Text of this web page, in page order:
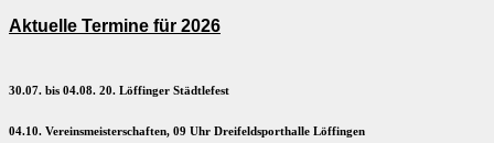
Aktuelle Termine für 2026
30.07. bis 04.08. 20. Löffinger Städtlefest
04.10. Vereinsmeisterschaften, 09 Uhr Dreifeldsporthalle Löffingen